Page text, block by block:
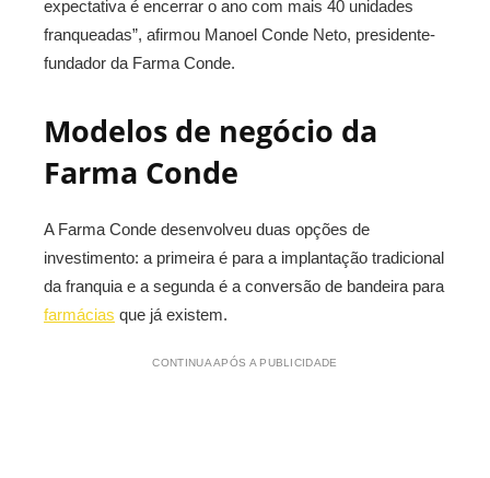
expectativa é encerrar o ano com mais 40 unidades
franqueadas”, afirmou Manoel Conde Neto, presidente-
fundador da Farma Conde.
Modelos de negócio da
Farma Conde
A Farma Conde desenvolveu duas opções de
investimento: a primeira é para a implantação tradicional
da franquia e a segunda é a conversão de bandeira para
farmácias que já existem.
CONTINUA APÓS A PUBLICIDADE